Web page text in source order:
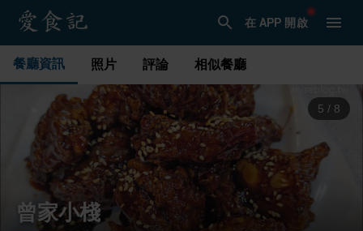
在 APP 開啟
餐廳資訊 照片 評論 相似餐廳
5 / 8
曾家小棧